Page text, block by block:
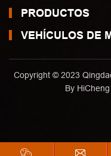
PRODUCTOS
VEHÍCULOS DE
Copyright © 2023
By HiCheng